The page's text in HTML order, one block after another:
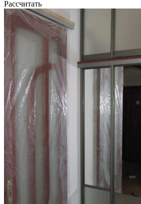
Рассчитать